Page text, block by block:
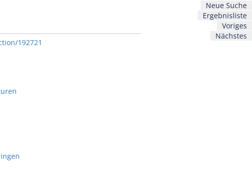
Neue Suche
Ergebnisliste
Voriges
Nächstes
192721